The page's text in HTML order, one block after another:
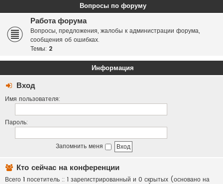
Вопросы по форуму
Работа форума
Вопросы, предложения, жалобы к администрации форума,
сообщения об ошибках.
Темы: 2
Информация
Вход
Имя пользователя:
Пароль:
Запомнить меня
Кто сейчас на конференции
Всего 1 посетитель :: 1 зарегистрированный и 0 скрытых (основано на